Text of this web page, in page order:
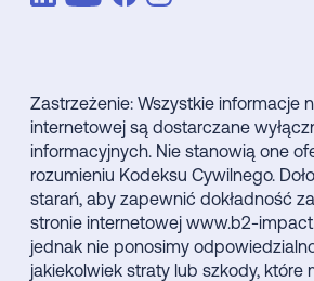
Zastrzeżenie: Wszystkie informacje
internetowej są dostarczane
informacyjnych. Nie stanowią one
rozumieniu Kodeksu Cywilnego.
starań, aby zapewnić dokładność
stronie internetowej www.b2-
jednak nie ponosimy
jakiekolwiek straty lub szkody, które